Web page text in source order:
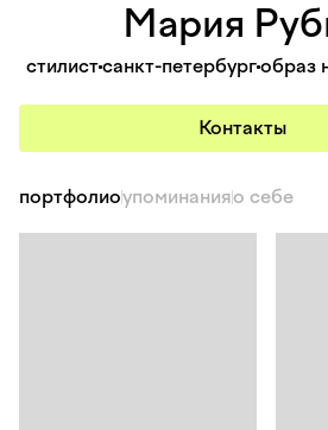
Мария
стилистсанкт-петербургобраз
Контакты
портфолиоупоминанияо себе